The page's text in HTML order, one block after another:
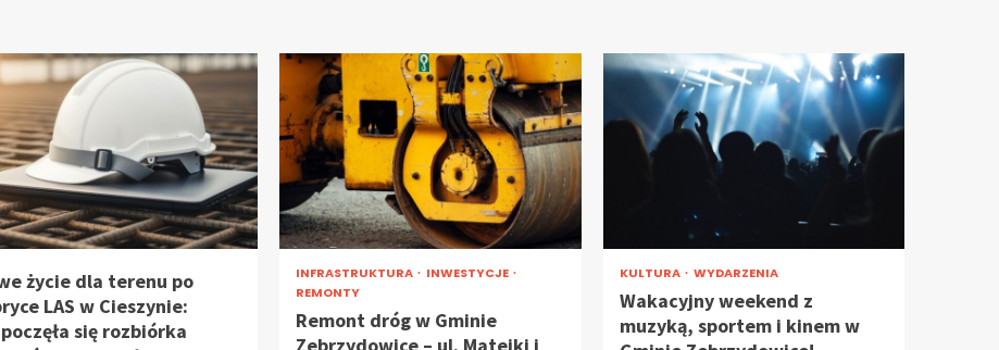
życie dla terenu po
LAS w Cieszynie:
się rozbiórka
INFRASTRUKTURA
INWESTYCJE
REMONTY
Remont dróg w Gminie
KULTURA WYDARZENIA
Wakacyjny weekend z
muzyką, sportem i kinem w